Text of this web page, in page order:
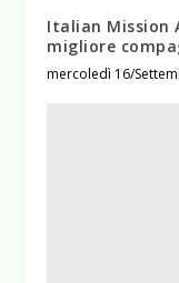
Italian Mission
migliore
mercoledì 16/